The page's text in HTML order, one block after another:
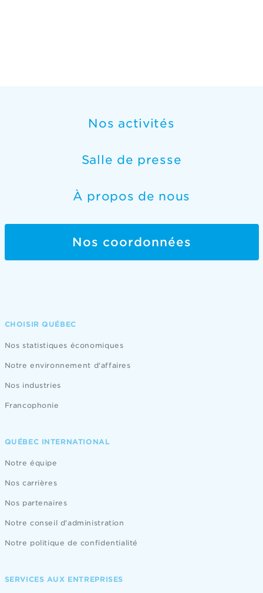
Nos activités
Salle de presse
À propos de nous
Nos coordonnées
CHOISIR QUÉBEC
Nos statistiques économiques
Notre environnement d'affaires
Nos industries
Francophonie
QUÉBEC INTERNATIONAL
Notre équipe
Nos carrières
Nos partenaires
Notre conseil d'administration
Notre politique de confidentialité
SERVICES AUX ENTREPRISES